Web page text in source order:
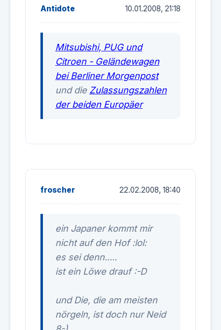
Antidote 10.01.2008, 21:18
Mitsubishi, PUG und
Citroen - Geländewagen
bei Berliner Morgenpost
und die Zulassungszahlen
der beiden Europäer
froscher 22.02.2008, 18:40
ein Japaner kommt mir
nicht auf den Hof :lol:
es sei denn.....
ist ein Löwe drauf :-D
und Die, die am meisten
nörgeln, ist doch nur Neid